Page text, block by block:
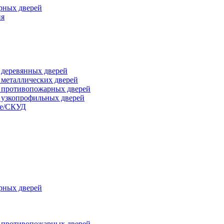
дверей
дверей
дверей
дверей
дверей
СКУД
дверей